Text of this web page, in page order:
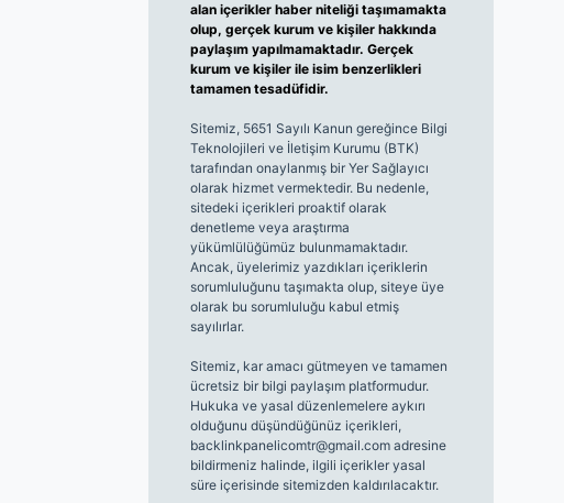
alan içerikler haber niteliği taşımamakta
olup, gerçek kurum ve kişiler hakkında
paylaşım yapılmamaktadır. Gerçek
kurum ve kişiler ile isim benzerlikleri
tamamen tesadüfidir.
Sitemiz, 5651 Sayılı Kanun gereğince Bilgi
Teknolojileri ve İletişim Kurumu (BTK)
tarafından onaylanmış bir Yer Sağlayıcı
olarak hizmet vermektedir. Bu nedenle,
sitedeki içerikleri proaktif olarak
denetleme veya araştırma
yükümlülüğümüz bulunmamaktadır.
Ancak, üyelerimiz yazdıkları içeriklerin
sorumluluğunu taşımakta olup, siteye üye
olarak bu sorumluluğu kabul etmiş
sayılırlar.
Sitemiz, kar amacı gütmeyen ve tamamen
ücretsiz bir bilgi paylaşım platformudur.
Hukuka ve yasal düzenlemelere aykırı
olduğunu düşündüğünüz içerikleri,
backlinkpanelicomtr@gmail.comadresine
bildirmeniz halinde, ilgili içerikler yasal
süre içerisinde sitemizden kaldırılacaktır.